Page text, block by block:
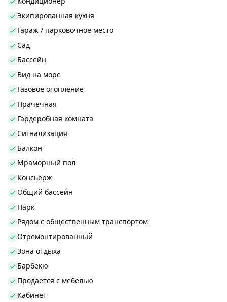
Экипированная кухня
Гараж / парковочное место
Сад
Бассейн
Вид на море
Газовое отопление
Прачечная
Гардеробная комната
Сигнализация
Балкон
Мраморный пол
Консьерж
Общий бассейн
Парк
Рядом с общественным транспортом
Отремонтированный
Зона отдыха
Барбекю
Продается с мебелью
Кабинет